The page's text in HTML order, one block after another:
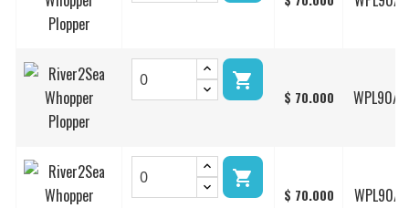

$ 70.000 WPL90/

$ 70.000 WPL90/